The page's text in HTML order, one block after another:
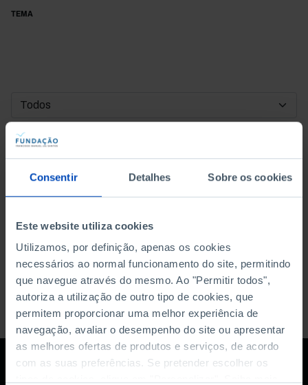
Consentir Detalhes Sobre os cookies
Este website utiliza cookies
Utilizamos, por definição, apenas os cookies
necessários ao normal funcionamento do site, permitindo
que navegue através do mesmo. Ao "Permitir todos",
autoriza a utilização de outro tipo de cookies, que
permitem proporcionar uma melhor experiência de
navegação, avaliar o desempenho do site ou apresentar
as melhores ofertas de produtos e serviços, de acordo
com as suas preferências. Se pretender escolher os
TEMA
DATA DE INÍCIO
DATA DE FIM